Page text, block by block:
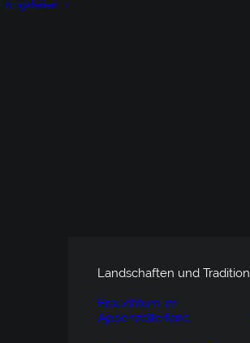
Fotogalerien
Landschaften und Tradition
Brauchtum im
Appenzellerland